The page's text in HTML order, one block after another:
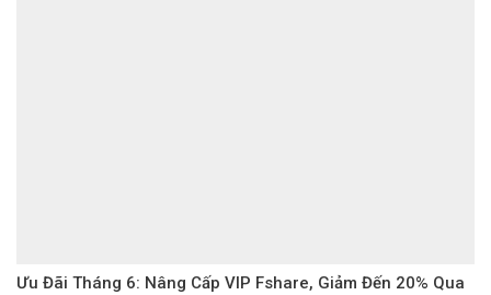
Ưu Đãi Tháng 6: Nâng Cấp VIP Fshare, Giảm Đến 20% Qua